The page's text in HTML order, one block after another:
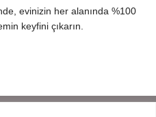
evinizin her alanında %100
keyfini çıkarın.